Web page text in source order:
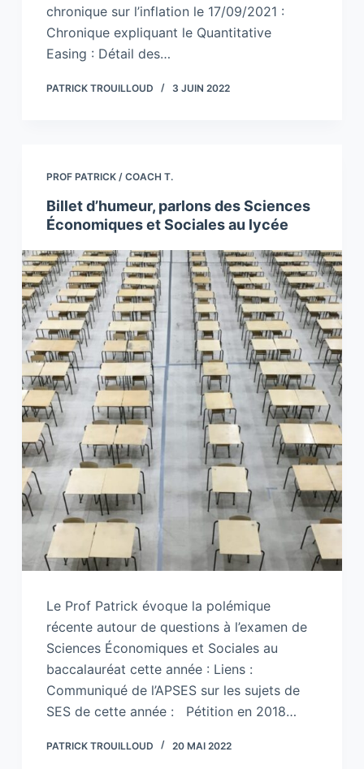
chronique sur l’inflation le 17/09/2021 :
Chronique expliquant le Quantitative
Easing : Détail des…
PATRICK TROUILLOUD 3 JUIN 2022
PROF PATRICK / COACH T.
Billet d’humeur, parlons des Sciences
Économiques et Sociales au lycée
Le Prof Patrick évoque la polémique
récente autour de questions à l’examen de
Sciences Économiques et Sociales au
baccalauréat cette année : Liens :
Communiqué de l’APSES sur les sujets de
SES de cette année : Pétition en 2018…
PATRICK TROUILLOUD 20 MAI 2022